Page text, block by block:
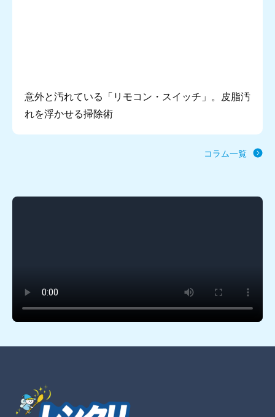
意外と汚れている「リモコン・スイッチ」。皮脂汚
れを浮かせる掃除術
コラム一覧